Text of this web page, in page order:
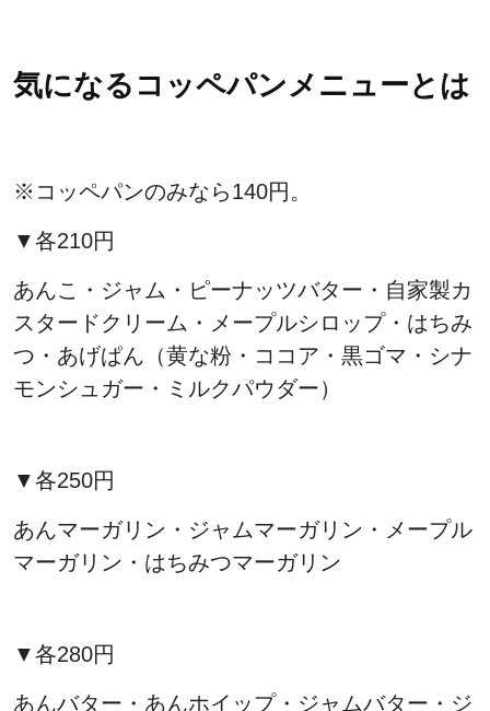
気になるコッペパンメニューとは
※コッペパンのみなら140円。
▼各210円
あんこ・ジャム・ピーナッツバター・自家製カ
スタードクリーム・メープルシロップ・はちみ
つ・あげぱん（黄な粉・ココア・黒ゴマ・シナ
モンシュガー・ミルクパウダー）
▼各250円
あんマーガリン・ジャムマーガリン・メープル
マーガリン・はちみつマーガリン
▼各280円
あんバター・あんホイップ・ジャムバター・ジ